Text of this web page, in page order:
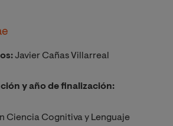
Javier Cañas Villarreal
y año de finalización:
Ciencia Cognitiva y Lenguaje